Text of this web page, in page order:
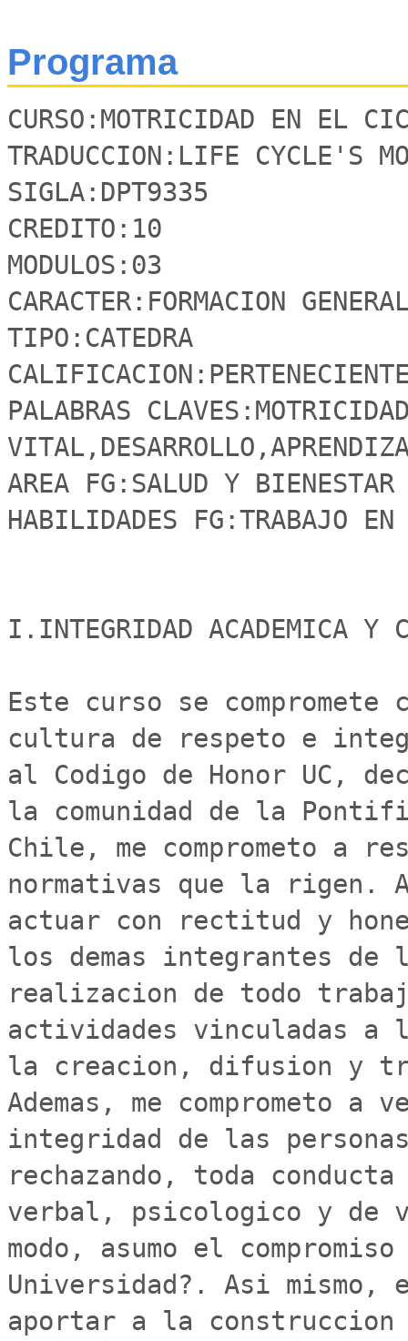
Programa
CURSO:MOTRICIDAD EN EL
TRADUCCION:LIFE CYCLE'S
SIGLA:DPT9335
CREDITO:10
MODULOS:03
CARACTER:FORMACION
TIPO:CATEDRA
PALABRAS
AREA FG:SALUD Y BIENESTAR
HABILIDADES FG:TRABAJO
I.INTEGRIDAD ACADEMICA Y
Este curso se
cultura de respeto e
al Codigo de Honor UC,
la comunidad de la
Chile, me comprometo a
normativas que la rigen.
actuar con rectitud y
los demas integrantes de
realizacion de todo
actividades vinculadas a
la creacion, difusion y
Ademas, me comprometo
integridad de las
rechazando, toda
verbal, psicologico y de
modo, asumo el
Universidad?. Asi mismo,
aportar a la